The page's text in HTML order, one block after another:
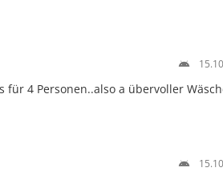
für 4 Personen..also a übervoller